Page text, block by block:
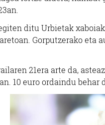
ditu Urbietak
Gorputzerako eta
21era arte da,
10 euro ordaindu behar